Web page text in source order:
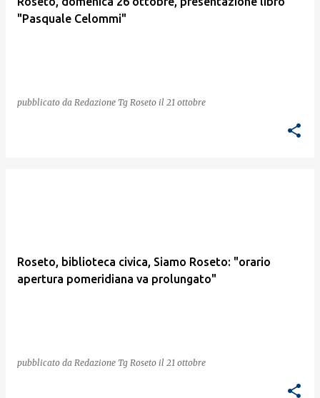
"Pasquale Celommi"
pubblicato da Redazione Tg Roseto il 21 ottobre
Roseto, biblioteca civica, Siamo Roseto: "orario
apertura pomeridiana va prolungato"
pubblicato da Redazione Tg Roseto il 21 ottobre